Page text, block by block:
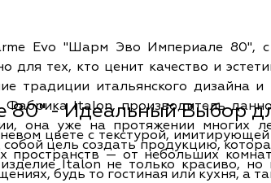
Evo "Шарм Эво Империале 80",
для тех, кто ценит качество и
традиции итальянского дизайна
и
она уже на протяжении многих
цель создать продукцию,
Italon не только красиво,
- Идеальный Выбор
цвете с текстурой,
пространств — от небольших
будь то гостиная или кухня, а